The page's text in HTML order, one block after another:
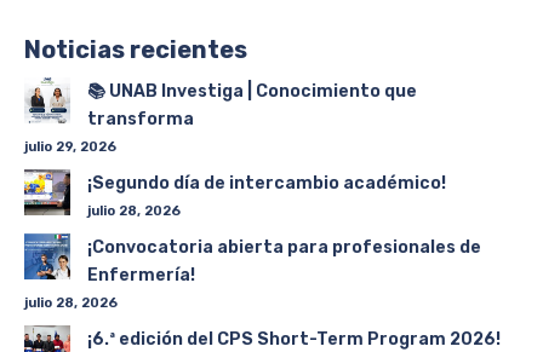
Noticias recientes
📚 UNAB Investiga | Conocimiento que
transforma
julio 29, 2026
¡Segundo día de intercambio académico!
julio 28, 2026
¡Convocatoria abierta para profesionales de
Enfermería!
julio 28, 2026
¡6.ª edición del CPS Short-Term Program 2026!